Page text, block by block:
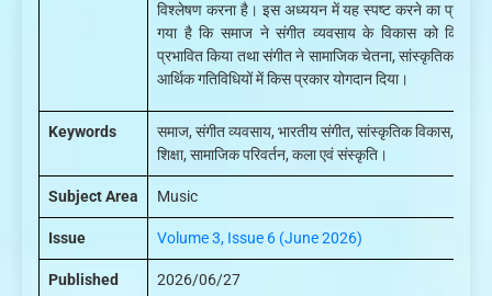
विश्लेषण करना है। इस अध्ययन में यह स्पष्ट करने का प्रयास
गया है कि समाज ने संगीत व्यवसाय के विकास को किस
प्रभावित किया तथा संगीत ने सामाजिक चेतना, सांस्कृतिक
आर्थिक गतिविधियों में किस प्रकार योगदान दिया।
Keywords
समाज, संगीत व्यवसाय, भारतीय संगीत, सांस्कृतिक विकास, संगीत
शिक्षा, सामाजिक परिवर्तन, कला एवं संस्कृति।
Subject Area Music
Issue Volume 3, Issue 6 (June 2026)
Published 2026/06/27